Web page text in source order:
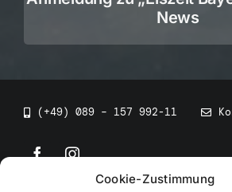
Cookie-Zustimmung
News
(+49) 089 – 157 992-11